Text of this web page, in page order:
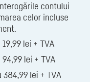
contului
celor incluse
lei + TVA
lei + TVA
384,99 lei + TVA